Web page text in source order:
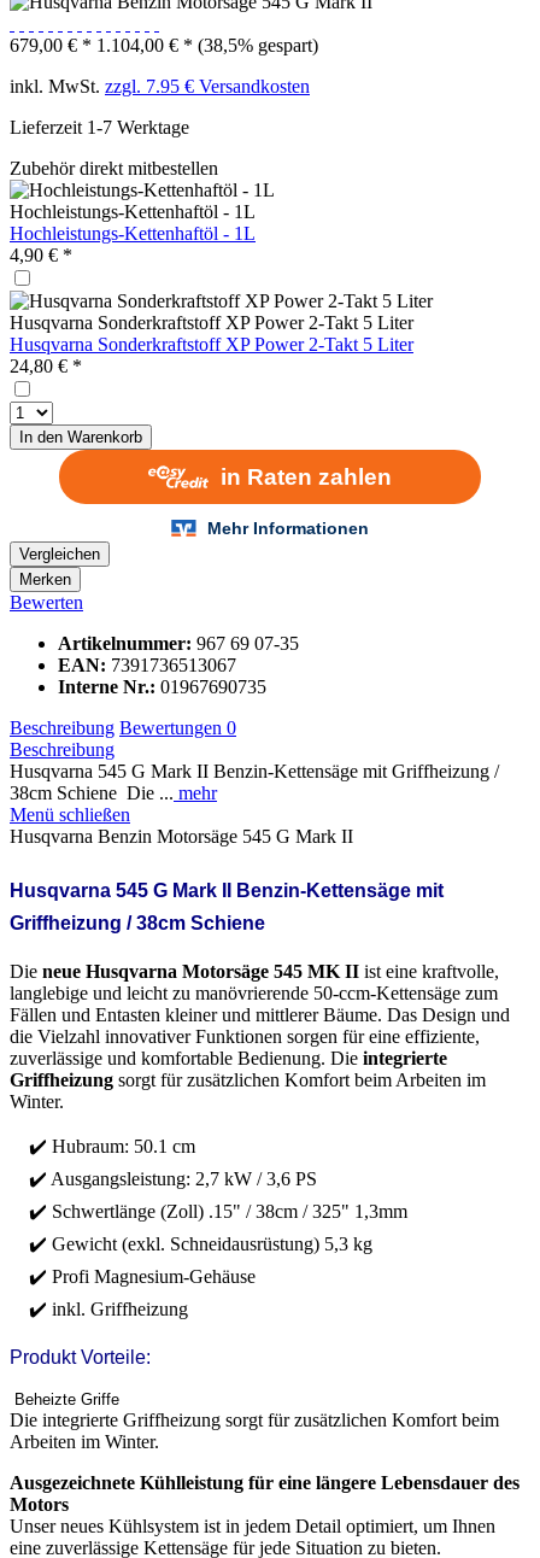
679,00 € * 1.104,00 € * (38,5% gespart)
inkl. MwSt. zzgl. 7.95 € Versandkosten
Lieferzeit 1-7 Werktage
Zubehör direkt mitbestellen
Hochleistungs-Kettenhaftöl - 1L
Hochleistungs-Kettenhaftöl - 1L
4,90 € *
Husqvarna Sonderkraftstoff XP Power 2-Takt 5 Liter
Husqvarna Sonderkraftstoff XP Power 2-Takt 5 Liter
24,80 € *
In den Warenkorb
Vergleichen
Merken
Bewerten
Artikelnummer: 967 69 07-35
EAN: 7391736513067
Interne Nr.: 01967690735
Beschreibung Bewertungen 0
Beschreibung
Husqvarna 545 G Mark II Benzin-Kettensäge mit Griffheizung /
38cm Schiene Die ... mehr
Menü schließen
Husqvarna Benzin Motorsäge 545 G Mark II
Husqvarna 545 G Mark II Benzin-Kettensäge mit
Griffheizung / 38cm Schiene
Die neue Husqvarna Motorsäge 545 MK II ist eine kraftvolle,
langlebige und leicht zu manövrierende 50-ccm-Kettensäge zum
Fällen und Entasten kleiner und mittlerer Bäume. Das Design und
die Vielzahl innovativer Funktionen sorgen für eine effiziente,
zuverlässige und komfortable Bedienung. Die integrierte
Griffheizung sorgt für zusätzlichen Komfort beim Arbeiten im
Winter.
✔️ Hubraum: 50.1 cm
✔️ Ausgangsleistung: 2,7 kW / 3,6 PS
✔️ Schwertlänge (Zoll) .15" / 38cm / 325" 1,3mm
✔️ Gewicht (exkl. Schneidausrüstung) 5,3 kg
✔️ Profi Magnesium-Gehäuse
✔️ inkl. Griffheizung
Produkt Vorteile:
Beheizte Griffe
Die integrierte Griffheizung sorgt für zusätzlichen Komfort beim
Arbeiten im Winter.
Ausgezeichnete Kühlleistung für eine längere Lebensdauer des
Motors
Unser neues Kühlsystem ist in jedem Detail optimiert, um Ihnen
eine zuverlässige Kettensäge für jede Situation zu bieten.